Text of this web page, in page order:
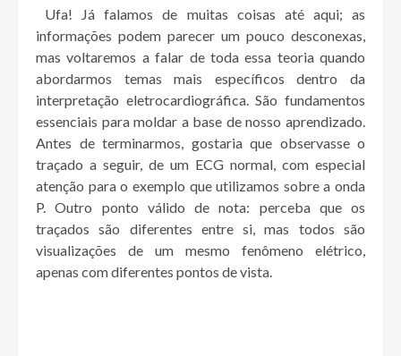
Ufa! Já falamos de muitas coisas até aqui; as
informações podem parecer um pouco desconexas,
mas voltaremos a falar de toda essa teoria quando
abordarmos temas mais específicos dentro da
interpretação eletrocardiográfica. São fundamentos
essenciais para moldar a base de nosso aprendizado.
Antes de terminarmos, gostaria que observasse o
traçado a seguir, de um ECG normal, com especial
atenção para o exemplo que utilizamos sobre a onda
P. Outro ponto válido de nota: perceba que os
traçados são diferentes entre si, mas todos são
visualizações de um mesmo fenômeno elétrico,
apenas com diferentes pontos de vista.